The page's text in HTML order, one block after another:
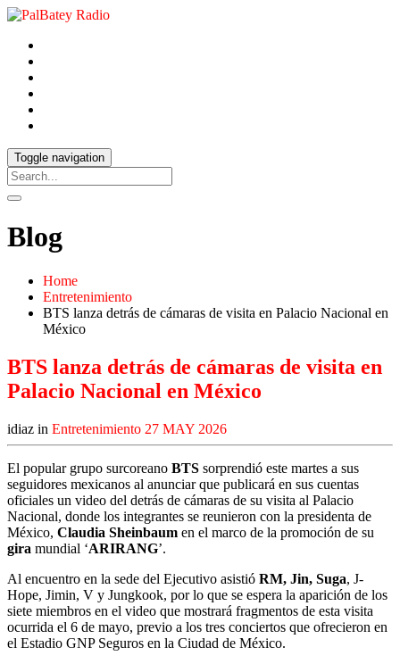
Toggle navigation
Blog
Home
Entretenimiento
BTS lanza detrás de cámaras de visita en Palacio Nacional en
México
BTS lanza detrás de cámaras de visita en
Palacio Nacional en México
idiaz in Entretenimiento 27 MAY 2026
El popular grupo surcoreano BTS sorprendió este martes a sus
seguidores mexicanos al anunciar que publicará en sus cuentas
oficiales un video del detrás de cámaras de su visita al Palacio
Nacional, donde los integrantes se reunieron con la presidenta de
México, Claudia Sheinbaum en el marco de la promoción de su
gira mundial ‘ARIRANG’.
Al encuentro en la sede del Ejecutivo asistió RM, Jin, Suga, J-
Hope, Jimin, V y Jungkook, por lo que se espera la aparición de los
siete miembros en el video que mostrará fragmentos de esta visita
ocurrida el 6 de mayo, previo a los tres conciertos que ofrecieron en
el Estadio GNP Seguros en la Ciudad de México.